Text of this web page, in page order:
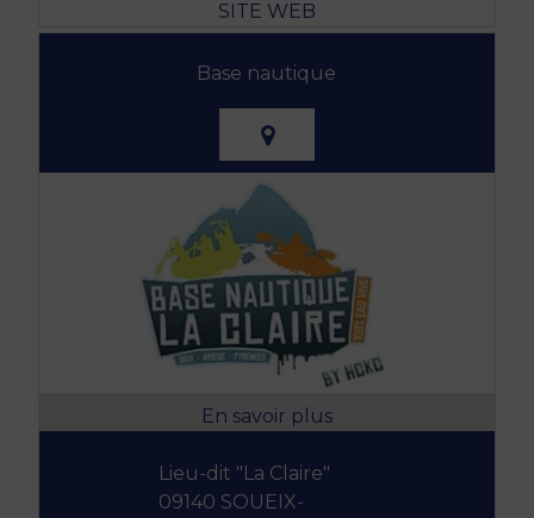
Base nautique
Lieu-dit "La Claire"
09140 SOUEIX-